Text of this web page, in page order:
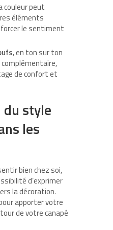
couleur peut
éléments
le sentiment
, en ton sur ton
de confort et
du style
les
bien chez soi,
d’exprimer
la décoration.
apporter votre
de votre canapé